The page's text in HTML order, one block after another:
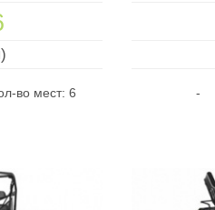
во мест: 6 -